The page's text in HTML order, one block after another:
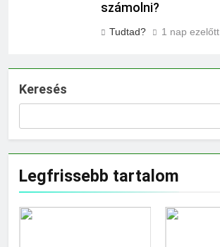
számolni?
Tudtad? 1 nap ezelőtt
Keresés
Legfrissebb tartalom